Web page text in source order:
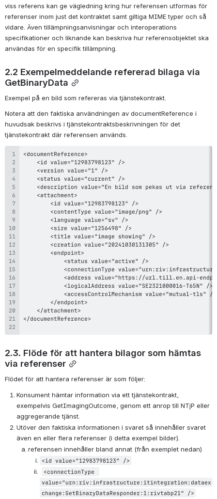
viss referens kan ge vägledning kring hur referensen utformas för
referenser inom just det kontraktet samt giltiga MIME typer och så
vidare. Även tillämpningsanvisningar och interoperations
specifikationer och liknande kan beskriva hur referensobjektet ska
användas för en specifik tillämpning.
2.2 Exempelmeddelande refererad bilaga via
GetBinaryData
Exempel på en bild som refereras via tjänstekontrakt.
Notera att den faktiska användningen av documentReference i
huvudsak beskrivs i tjänstekontraktsbeskrivningen för det
tjänstekontrakt där referensen används.
2.3. Flöde för att hantera bilagor som hämtas
via referenser
Flödet för att hantera referenser är som följer:
Konsument hämtar information via ett tjänstekontrakt,
exempelvis GetImagingOutcome, genom ett anrop till NTjP eller
aggregerande tjänst.
Utöver den faktiska informationen i svaret så innehåller svaret
även en eller flera referenser (i detta exempel bilder).
referensen innehåller bland annat (från exemplet nedan)
<id value="12983798123" />
<connectionType
value="urn:riv:infrastructure:itintegration:dataex
change:GetBinaryDataResponder:1:rivtabp21" />